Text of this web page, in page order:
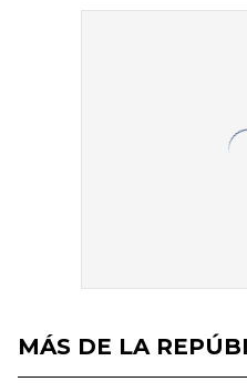
MÁS DE LA